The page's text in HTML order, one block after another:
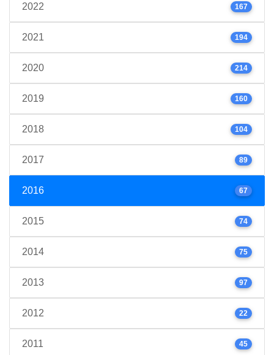
2022 167
2021 194
2020 214
2019 160
2018 104
2017 89
2016 67
2015 74
2014 75
2013 97
2012 22
2011 45